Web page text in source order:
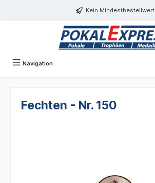
Kein Mindestbestellwert
Navigation
Fechten - Nr. 150